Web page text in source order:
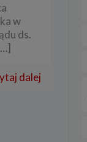
w
ds.
dalej